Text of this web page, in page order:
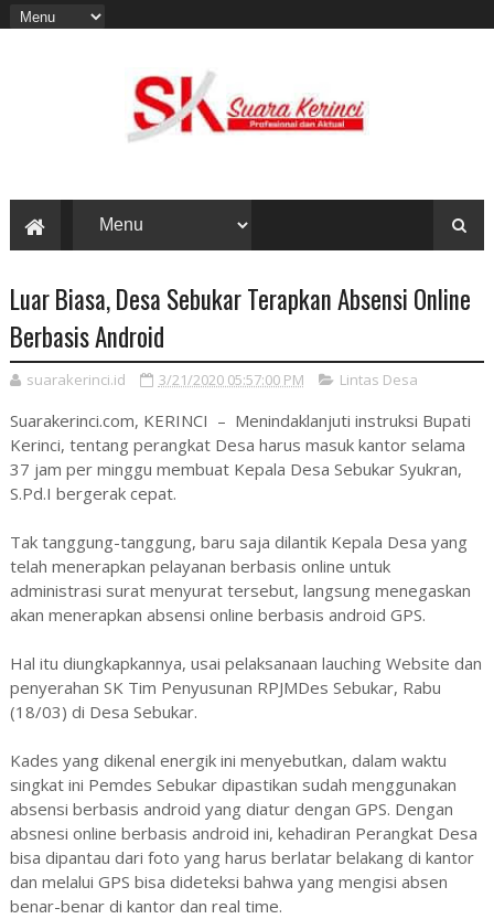
Luar Biasa, Desa Sebukar Terapkan Absensi Online
Berbasis Android
suarakerinci.id 3/21/2020 05:57:00 PM Lintas Desa
Suarakerinci.com, KERINCI – Menindaklanjuti instruksi Bupati
Kerinci, tentang perangkat Desa harus masuk kantor selama
37 jam per minggu membuat Kepala Desa Sebukar Syukran,
S.Pd.I bergerak cepat.
Tak tanggung-tanggung, baru saja dilantik Kepala Desa yang
telah menerapkan pelayanan berbasis online untuk
administrasi surat menyurat tersebut, langsung menegaskan
akan menerapkan absensi online berbasis android GPS.
Hal itu diungkapkannya, usai pelaksanaan lauching Website dan
penyerahan SK Tim Penyusunan RPJMDes Sebukar, Rabu
(18/03) di Desa Sebukar.
Kades yang dikenal energik ini menyebutkan, dalam waktu
singkat ini Pemdes Sebukar dipastikan sudah menggunakan
absensi berbasis android yang diatur dengan GPS. Dengan
absnesi online berbasis android ini, kehadiran Perangkat Desa
bisa dipantau dari foto yang harus berlatar belakang di kantor
dan melalui GPS bisa dideteksi bahwa yang mengisi absen
benar-benar di kantor dan real time.